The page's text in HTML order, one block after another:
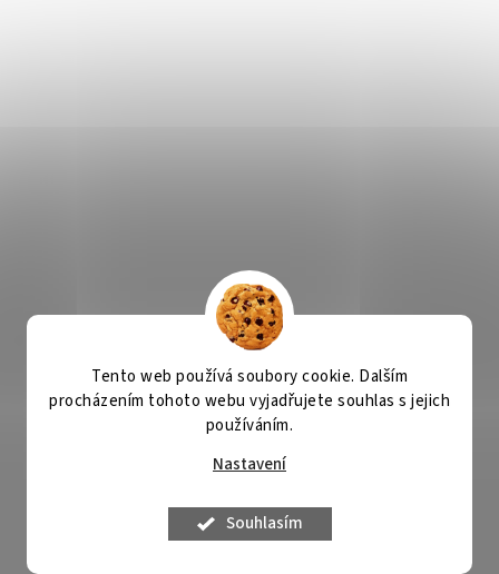
Tento web používá soubory cookie. Dalším
procházením tohoto webu vyjadřujete souhlas s jejich
používáním.
Nastavení
Souhlasím